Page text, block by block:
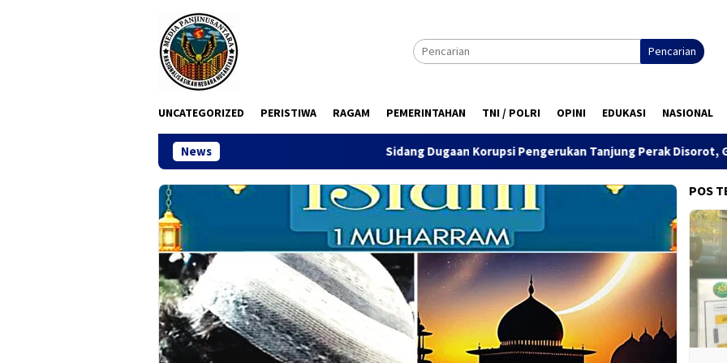
Pencarian
UNCATEGORIZED PERISTIWA RAGAM PEMERINTAHAN TNI / POLRI OPINI EDUKASI NASIONAL
News Sidang Dugaan Korupsi Pengerukan Tanjung Perak Disorot, GPRB Ajukan Amicus
POS